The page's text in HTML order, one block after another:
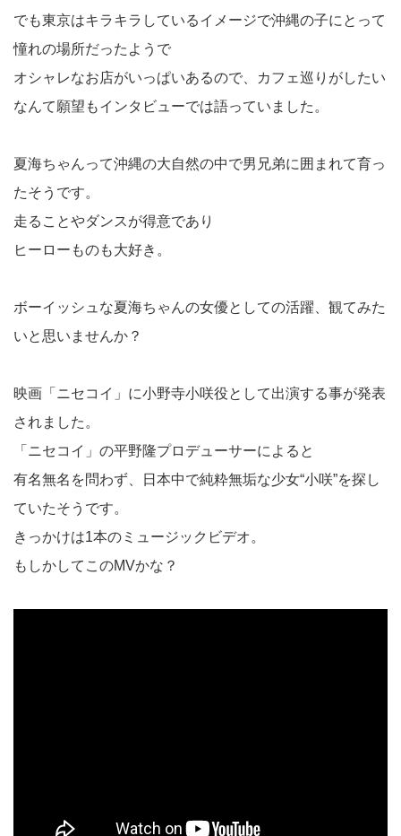
でも東京はキラキラしているイメージで沖縄の子にとって
憧れの場所だったようで
オシャレなお店がいっぱいあるので、カフェ巡りがしたい
なんて願望もインタビューでは語っていました。
夏海ちゃんって沖縄の大自然の中で男兄弟に囲まれて育っ
たそうです。
走ることやダンスが得意であり
ヒーローものも大好き。
ボーイッシュな夏海ちゃんの女優としての活躍、観てみた
いと思いませんか？
映画「ニセコイ」に小野寺小咲役として出演する事が発表
されました。
「ニセコイ」の平野隆プロデューサーによると
有名無名を問わず、日本中で純粋無垢な少女“小咲”を探し
ていたそうです。
きっかけは1本のミュージックビデオ。
もしかしてこのMVかな？